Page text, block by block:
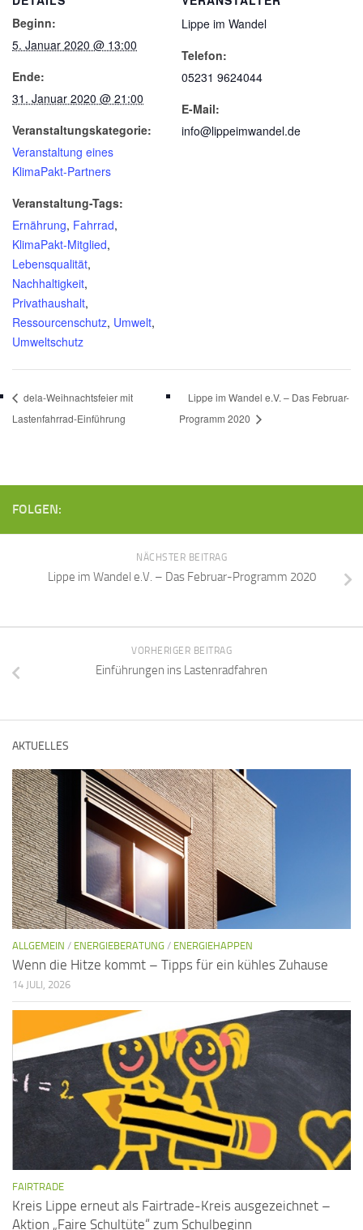
Beginn:
5. Januar 2020 @ 13:00
Ende:
31. Januar 2020 @ 21:00
Veranstaltungskategorie:
Veranstaltung eines
KlimaPakt-Partners
Veranstaltung-Tags:
Ernährung, Fahrrad,
KlimaPakt-Mitglied,
Lebensqualität,
Nachhaltigkeit,
Privathaushalt,
Ressourcenschutz, Umwelt,
Umweltschutz
Lippe im Wandel
Telefon:
05231 9624044
E-Mail:
info@lippeimwandel.de
dela-Weihnachtsfeier mit
Lastenfahrrad-Einführung
Lippe im Wandel e.V. – Das Februar-
Programm 2020
FOLGEN:
NÄCHSTER BEITRAG
Lippe im Wandel e.V. – Das Februar-Programm 2020
VORHERIGER BEITRAG
Einführungen ins Lastenradfahren
AKTUELLES
ALLGEMEIN / ENERGIEBERATUNG / ENERGIEHAPPEN
Wenn die Hitze kommt – Tipps für ein kühles Zuhause
14 JULI, 2026
FAIRTRADE
Kreis Lippe erneut als Fairtrade-Kreis ausgezeichnet –
Aktion „Faire Schultüte“ zum Schulbeginn